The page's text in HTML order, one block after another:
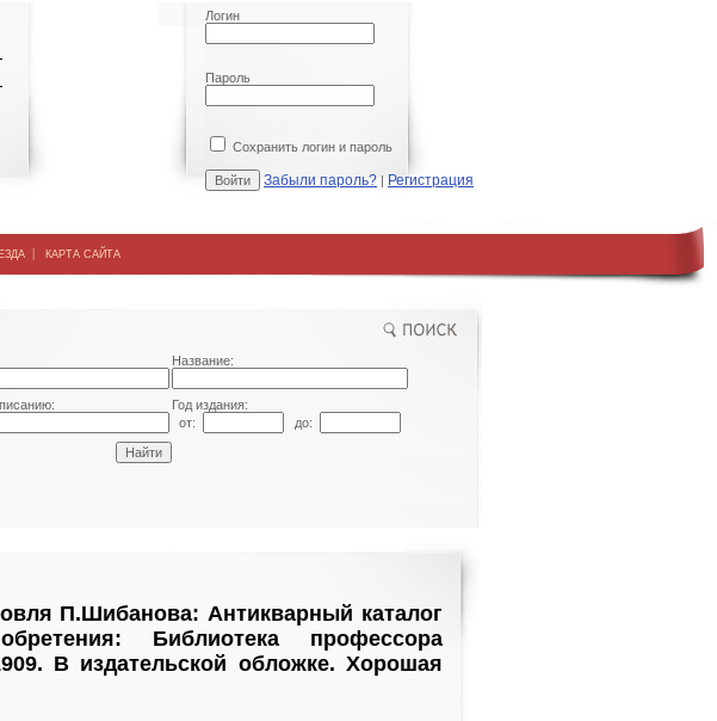
Логин
Пароль
Сохранить логин и пароль
Забыли пароль? | Регистрация
| КАРТА САЙТА
Название:
Год издания:
от:
до:
П.Шибанова: Антикварный каталог
Библиотека профессора
В издательской обложке. Хорошая